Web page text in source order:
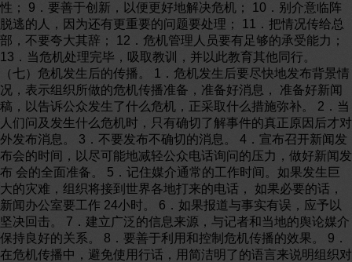
性； 9．要善于创新，以便更好地解决危机； 10．别介意临阵
脱逃的人，因为还有更重要的问题要处理； 11．把情况传给总
部，不要夸大其辞； 12．危机管理人员要有足够的承受能力；
13．当危机处理完毕，吸取教训，并以此教育其他同行。
（七）危机发生后的传播。 1．危机发生后要尽快地发布背景情
况，表示组织所做的危机传播准备，准备好消息， 准备好新闻
稿，以告诉公众发生了什么危机，正采取什么措施弥补。 2．当
人们问及发生什么危机时，只有确切了解事件的真正原因后才对
外发布消息。 3．不要发布不确切的消息。 4．宣布召开新闻发
布会的时间，以尽可能地减轻公众电话询问的压力，做好新闻发
布 会的全面准备。 5．记住媒介通常的工作时间。如果发生巨
大的灾难，组织将接到世界各地打来的电话， 如果必要的话，
新闻办公室要工作 24小时。 6．如果报道与事实有误，应予以
坚决回击。 7．建立广泛的信息来源，与记者和当地的舆论媒介
保持良好的关系。 8．要善于利用和控制危机传播的效果。 9．
在危机传播中，避免使用行话，用简洁明了的语言来说明组织对